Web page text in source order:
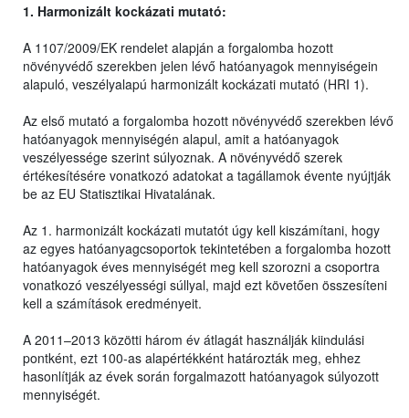
1. Harmonizált kockázati mutató:
A 1107/2009/EK rendelet alapján a forgalomba hozott
növényvédő szerekben jelen lévő hatóanyagok mennyiségein
alapuló, veszélyalapú harmonizált kockázati mutató (HRI 1).
Az első mutató a forgalomba hozott növényvédő szerekben lévő
hatóanyagok mennyiségén alapul, amit a hatóanyagok
veszélyessége szerint súlyoznak. A növényvédő szerek
értékesítésére vonatkozó adatokat a tagállamok évente nyújtják
be az EU Statisztikai Hivatalának.
Az 1. harmonizált kockázati mutatót úgy kell kiszámítani, hogy
az egyes hatóanyagcsoportok tekintetében a forgalomba hozott
hatóanyagok éves mennyiségét meg kell szorozni a csoportra
vonatkozó veszélyességi súllyal, majd ezt követően összesíteni
kell a számítások eredményeit.
A 2011–2013 közötti három év átlagát használják kiindulási
pontként, ezt 100-as alapértékként határozták meg, ehhez
hasonlítják az évek során forgalmazott hatóanyagok súlyozott
mennyiségét.